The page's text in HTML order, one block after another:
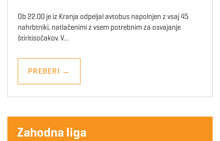
Ob 22.00 je iz Kranja odpeljal avtobus napolnjen z vsaj 45
nahrbtniki, natlačenimi z vsem potrebnim za osvajanje
štiritisočakov. V…
PREBERI →
Zahodna liga